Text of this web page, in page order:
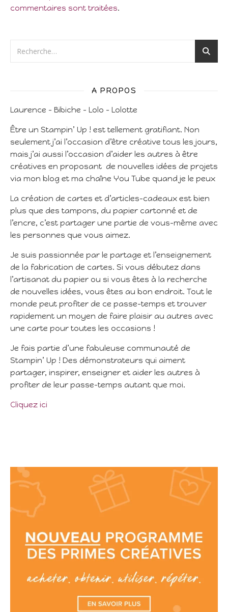
commentaires sont traitées.
A PROPOS
Laurence – Bibiche – Lolo – Lolotte
Être un Stampin’ Up ! est tellement gratifiant. Non
seulement j’ai l’occasion d’être créative tous les jours,
mais j’ai aussi l’occasion d’aider les autres à être
créatives en proposant de nouvelles idées de projets
via mon blog et ma chaîne You Tube quand je le peux
La création de cartes et d’articles-cadeaux est bien
plus que des tampons, du papier cartonné et de
l’encre, c’est partager une partie de vous-même avec
les personnes que vous aimez.
Je suis passionnée par le partage et l’enseignement
de la fabrication de cartes. Si vous débutez dans
l’artisanat du papier ou si vous êtes à la recherche
de nouvelles idées, vous êtes au bon endroit. Tout le
monde peut profiter de ce passe-temps et trouver
rapidement un moyen de faire plaisir au autres avec
une carte pour toutes les occasions !
Je fais partie d’une fabuleuse communauté de
Stampin’ Up ! Des démonstrateurs qui aiment
partager, inspirer, enseigner et aider les autres à
profiter de leur passe-temps autant que moi.
Cliquez ici